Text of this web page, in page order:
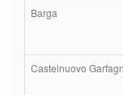
Barga
Castelnuovo